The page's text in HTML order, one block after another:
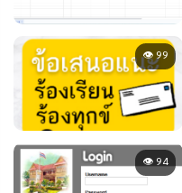
👁 99
👁 94